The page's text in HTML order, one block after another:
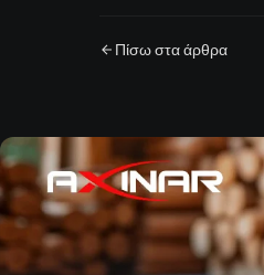
Πίσω στα άρθρα